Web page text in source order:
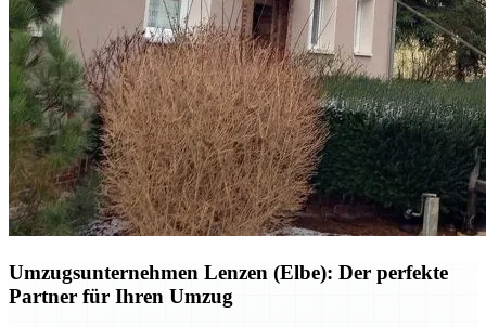
Umzugsunternehmen Lenzen (Elbe): Der perfekte
Partner für Ihren Umzug